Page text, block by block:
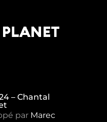
– Chantal
par Marec